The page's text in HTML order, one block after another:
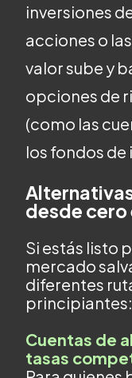
inversiones
acciones o
valor sube y
opciones de
(como las
los fondos de
desde cero
Si estás listo
mercado
diferentes
principiantes:
Cuentas de
tasas